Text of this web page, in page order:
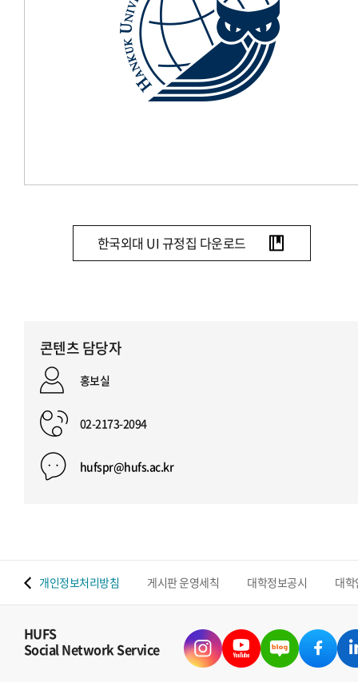
한국외대 UI 규정집 다운로드
콘텐츠 담당자
홍보실
02-2173-2094
hufspr@hufs.ac.kr
개인정보처리방침 게시판 운영세칙 대학정보공시 대
HUFS
Social Network Service